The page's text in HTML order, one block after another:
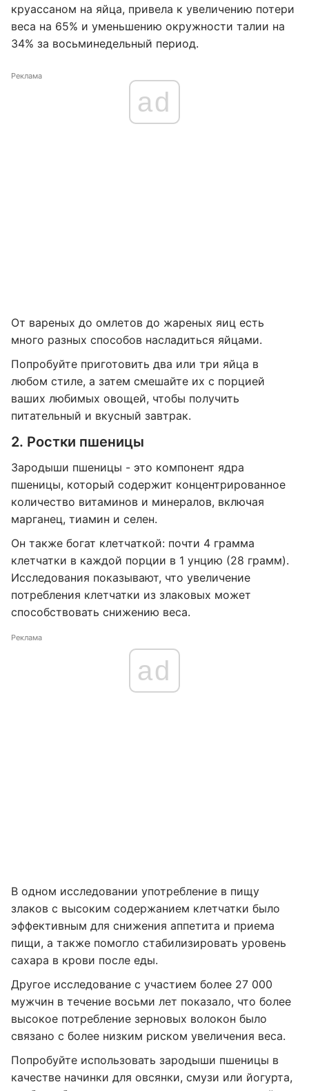
круассаном на яйца, привела к увеличению потери
веса на 65% и уменьшению окружности талии на
34% за восьминедельный период.
Реклама
ad
От вареных до омлетов до жареных яиц есть
много разных способов насладиться яйцами.
Попробуйте приготовить два или три яйца в
любом стиле, а затем смешайте их с порцией
ваших любимых овощей, чтобы получить
питательный и вкусный завтрак.
2. Ростки пшеницы
Зародыши пшеницы - это компонент ядра
пшеницы, который содержит концентрированное
количество витаминов и минералов, включая
марганец, тиамин и селен.
Он также богат клетчаткой: почти 4 грамма
клетчатки в каждой порции в 1 унцию (28 грамм).
Исследования показывают, что увеличение
потребления клетчатки из злаковых может
способствовать снижению веса.
Реклама
ad
В одном исследовании употребление в пищу
злаков с высоким содержанием клетчатки было
эффективным для снижения аппетита и приема
пищи, а также помогло стабилизировать уровень
сахара в крови после еды.
Другое исследование с участием более 27 000
мужчин в течение восьми лет показало, что более
высокое потребление зерновых волокон было
связано с более низким риском увеличения веса.
Попробуйте использовать зародыши пшеницы в
качестве начинки для овсянки, смузи или йогурта,